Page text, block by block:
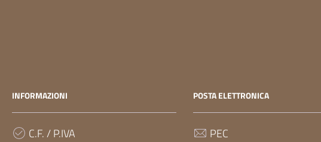
INFORMAZIONI
C.F. / P.IVA
POSTA ELETTRONICA
PEC